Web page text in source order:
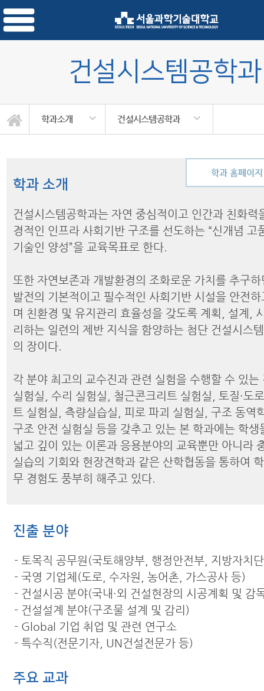
건설시스템공학과
학과소개 건설시스템공학과
학과 홈페이
학과 소개
건설시스템공학과는 자연 중심적이고 인간과 친화력
경적인 인프라 사회기반 구조를 선도하는 “신개념 고
기술인 양성”을 교육목표로 한다.
또한 자연보존과 개발환경의 조화로운 가치를 추구
발전의 기본적이고 필수적인 사회기반 시설을 안전
며 친환경 및 유지관리 효율성을 갖도록 계획, 설계,
리하는 일련의 제반 지식을 함양하는 첨단 건설시스
의 장이다.
각 분야 최고의 교수진과 관련 실험을 수행할 수 있는
실험실, 수리 실험실, 철근콘크리트 실험실, 토질·도
트 실험실, 측량실습실, 피로 파괴 실험실, 구조 동역
구조 안전 실험실 등을 갖추고 있는 본 학과에는 학생
넓고 깊이 있는 이론과 응용분야의 교육뿐만 아니라
실습의 기회와 현장견학과 같은 산학협동을 통하여
무 경험도 풍부히 해주고 있다.
진출 분야
- 토목직 공무원(국토해양부, 행정안전부, 지방자치
- 국영 기업체(도로, 수자원, 농어촌, 가스공사 등)
- 건설시공 분야(국내·외 건설현장의 시공계획 및 감
- 건설설계 분야(구조물 설계 및 감리)
- Global 기업 취업 및 관련 연구소
- 특수직(전문기자, UN건설전문가 등)
주요 교과